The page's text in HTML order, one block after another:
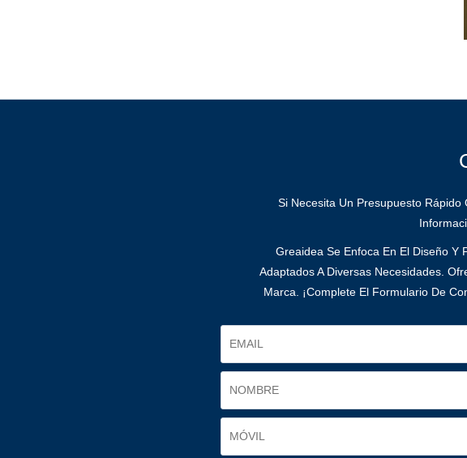
Si Necesita Un Presupuesto
Greaidea Se Enfoca En El Diseño Y
Adaptados A Diversas Necesidades.
Marca. ¡Complete El Formulario De